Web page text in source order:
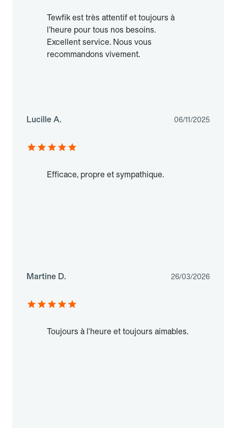
Tewfik est très attentif et toujours à
l’heure pour tous nos besoins.
Excellent service. Nous vous
recommandons vivement.
Lucille A. 06/11/2025
Efficace, propre et sympathique.
Martine D. 26/03/2026
Toujours à l'heure et toujours aimables.